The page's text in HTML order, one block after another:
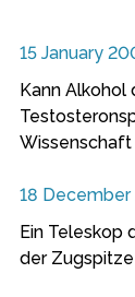
15 January
Kann Alkohol
Wissenschaft
18 December
Ein Teleskop
der Zugspitze